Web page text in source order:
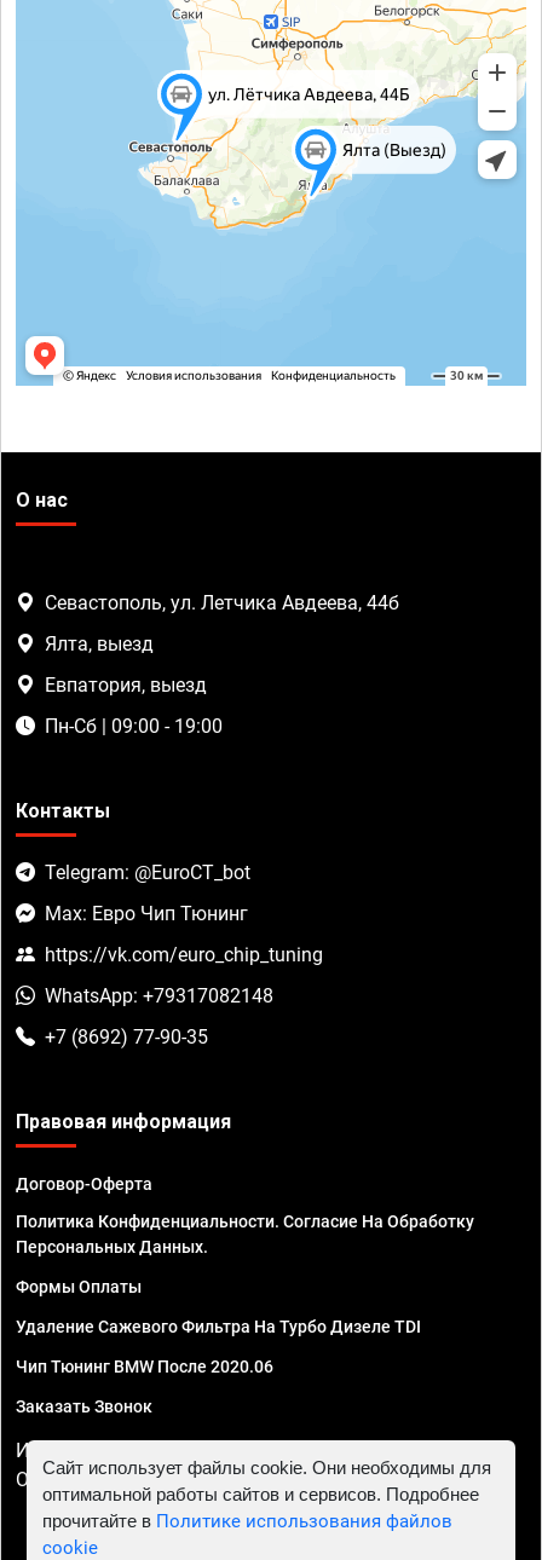
О нас
Севастополь, ул. Летчика Авдеева, 44б
Ялта, выезд
Евпатория, выезд
Пн-Сб | 09:00 - 19:00
Контакты
Telegram: @EuroCT_bot
Max: Евро Чип Тюнинг
https://vk.com/euro_chip_tuning
WhatsApp: +79317082148
+7 (8692) 77-90-35
Правовая информация
Договор-Оферта
Политика Конфиденциальности. Согласие На Обработку
Персональных Данных.
Формы Оплаты
Удаление Сажевого Фильтра На Турбо Дизеле TDI
Чип Тюнинг BMW После 2020.06
Заказать Звонок
ИП Смирнов Георгий Павлович. ИНН 781302555843,
ОГРНИП 324470400032610
Сайт использует файлы cookie. Они необходимы для
оптимальной работы сайтов и сервисов. Подробнее
прочитайте в Политике использования файлов
cookie